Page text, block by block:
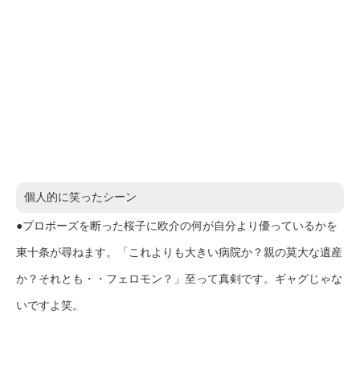
個人的に笑ったシーン
●プロポーズを断った桜子に欧介の何が自分より優っているかを
東十条が尋ねます。「これよりも大きい病院か？親の莫大な遺産
か？それとも・・フェロモン？」至って真剣です。ギャグじゃな
いですよ笑。